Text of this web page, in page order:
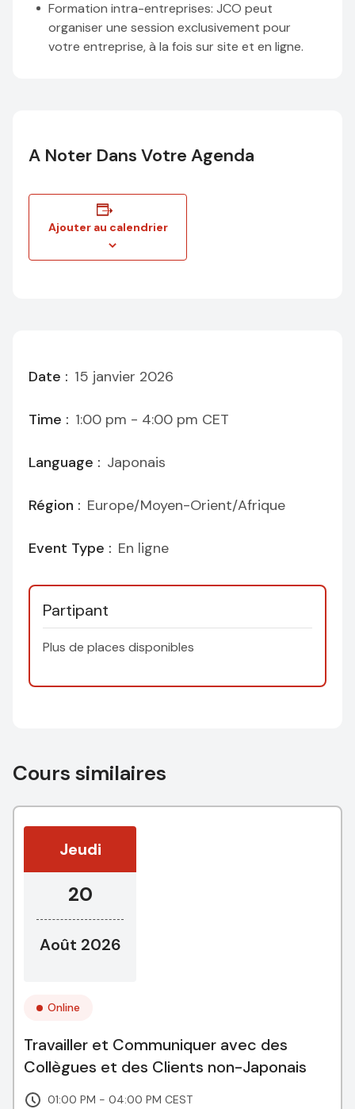
Formation intra-entreprises: JCO peut
organiser une session exclusivement pour
votre entreprise, à la fois sur site et en ligne.
A Noter Dans Votre Agenda
Ajouter au calendrier
Date : 15 janvier 2026
Time : 1:00 pm - 4:00 pm CET
Language : Japonais
Région : Europe/Moyen-Orient/Afrique
Event Type : En ligne
Partipant
Plus de places disponibles
Cours similaires
Jeudi
20
Août 2026
Online
Travailler et Communiquer avec des
Collègues et des Clients non-Japonais
01:00 PM - 04:00 PM CEST